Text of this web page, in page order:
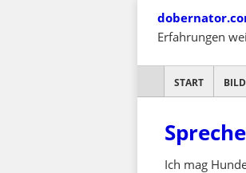
Erfahrungen
SKIP TO CONTENT
START
Ich mag